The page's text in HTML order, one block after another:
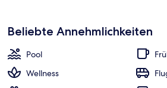
Beliebte Annehmlichkeiten
Pool
Wellness